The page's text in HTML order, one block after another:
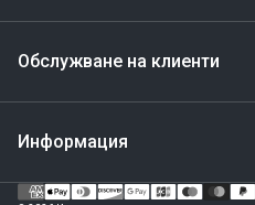
Обслужване на клиенти
Информация
Метод